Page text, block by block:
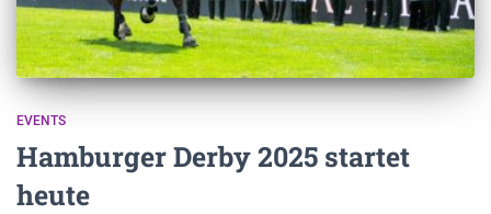
EVENTS
Hamburger Derby 2025 startet
heute